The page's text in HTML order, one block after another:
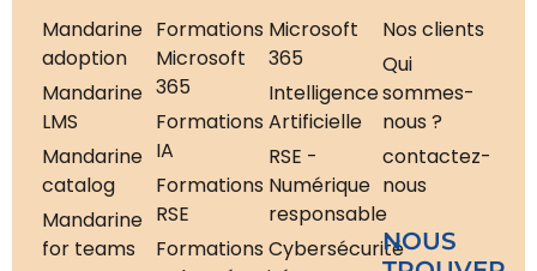
Mandarine
adoption
Mandarine
LMS
Mandarine
catalog
Mandarine
for teams
Formations
Microsoft
365
Formations
IA
Formations
RSE
Formations
Microsoft
365
Intelligence
Artificielle
RSE -
Numérique
responsable
Cybersécurité
Nos clients
Qui
sommes-
nous ?
contactez-
nous
NOUS